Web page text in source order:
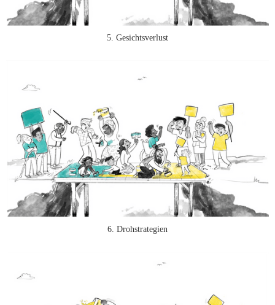
5. Gesichtsverlust
6. Drohstrategien